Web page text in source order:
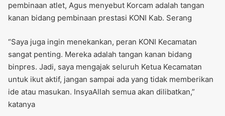
pembinaan atlet, Agus menyebut Korcam adalah tangan
kanan bidang pembinaan prestasi KONI Kab. Serang
“Saya juga ingin menekankan, peran KONI Kecamatan
sangat penting. Mereka adalah tangan kanan bidang
binpres. Jadi, saya mengajak seluruh Ketua Kecamatan
untuk ikut aktif, jangan sampai ada yang tidak memberikan
ide atau masukan. InsyaAllah semua akan dilibatkan,”
katanya